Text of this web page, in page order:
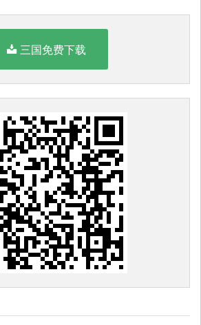
三国免费下载